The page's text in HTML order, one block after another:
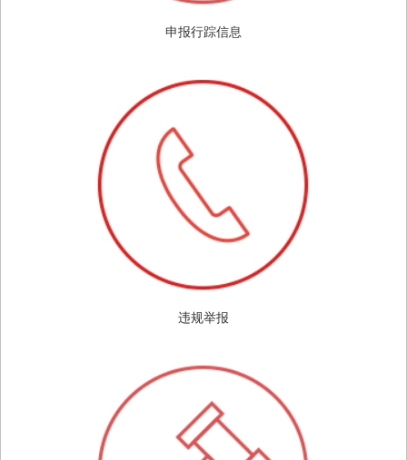
申报行踪信息
违规举报